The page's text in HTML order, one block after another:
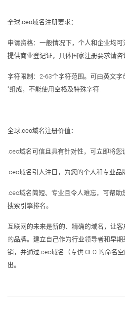
全球.ceo域名注册要求：
申请资格：一般情况下，个人和企业均
提供商业登记证，具体国家注册要求请咨
字符限制：2-63个字符范围。可由英文
"组成，不能使用空格及特殊字符.
全球.ceo域名注册价值：
.ceo域名可信且具有针对性，可立即将您
.ceo域名引人注目，为您的个人和专业品
.ceo域名简短、专业且令人难忘，可帮助
搜索引擎排名。
互联网的未来是新的、精确的域名，让
的品牌。建立自己作为行业领导者和早
销，并通过.ceo域名（专供 CEO 的命名
出。